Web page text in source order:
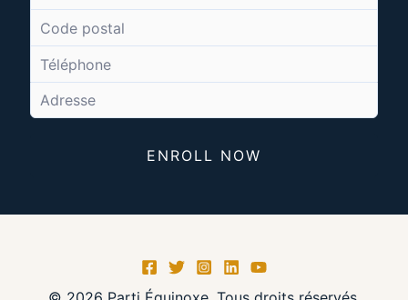
ENROLL NOW